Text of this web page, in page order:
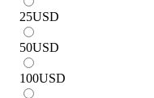
25USD
50USD
100USD